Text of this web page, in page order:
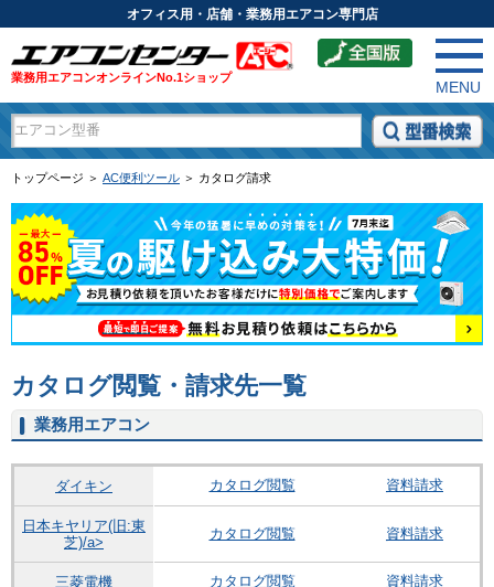
オフィス用・店舗・業務用エアコン専門店
業務用エアコンオンラインNo.1ショップ
MENU
トップページ ＞ AC便利ツール ＞ カタログ請求
カタログ閲覧・請求先一覧
業務用エアコン
ダイキン カタログ閲覧 資料請求
日本キヤリア(旧:東
芝)/a>
カタログ閲覧 資料請求
三菱電機 カタログ閲覧 資料請求